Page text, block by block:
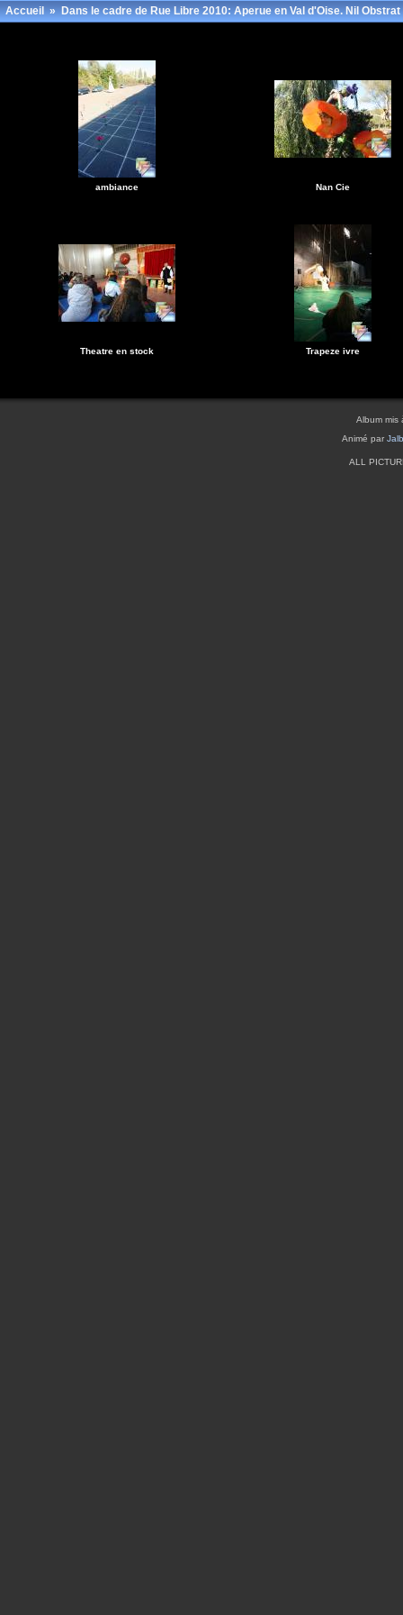
Accueil»Dans le cadre de Rue Libre 2010: Aperue en Val d'Oise. Nil Obstrat
ambiance Nan Cie
Theatre en stock Trapeze ivre
Album mis
Animé par
ALL